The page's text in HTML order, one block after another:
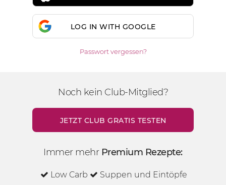
LOG IN WITH GOOGLE
Passwort vergessen?
Noch kein Club-Mitglied?
JETZT CLUB GRATIS TESTEN
Immer mehr Premium Rezepte:
Low Carb
Suppen und Eintöpfe